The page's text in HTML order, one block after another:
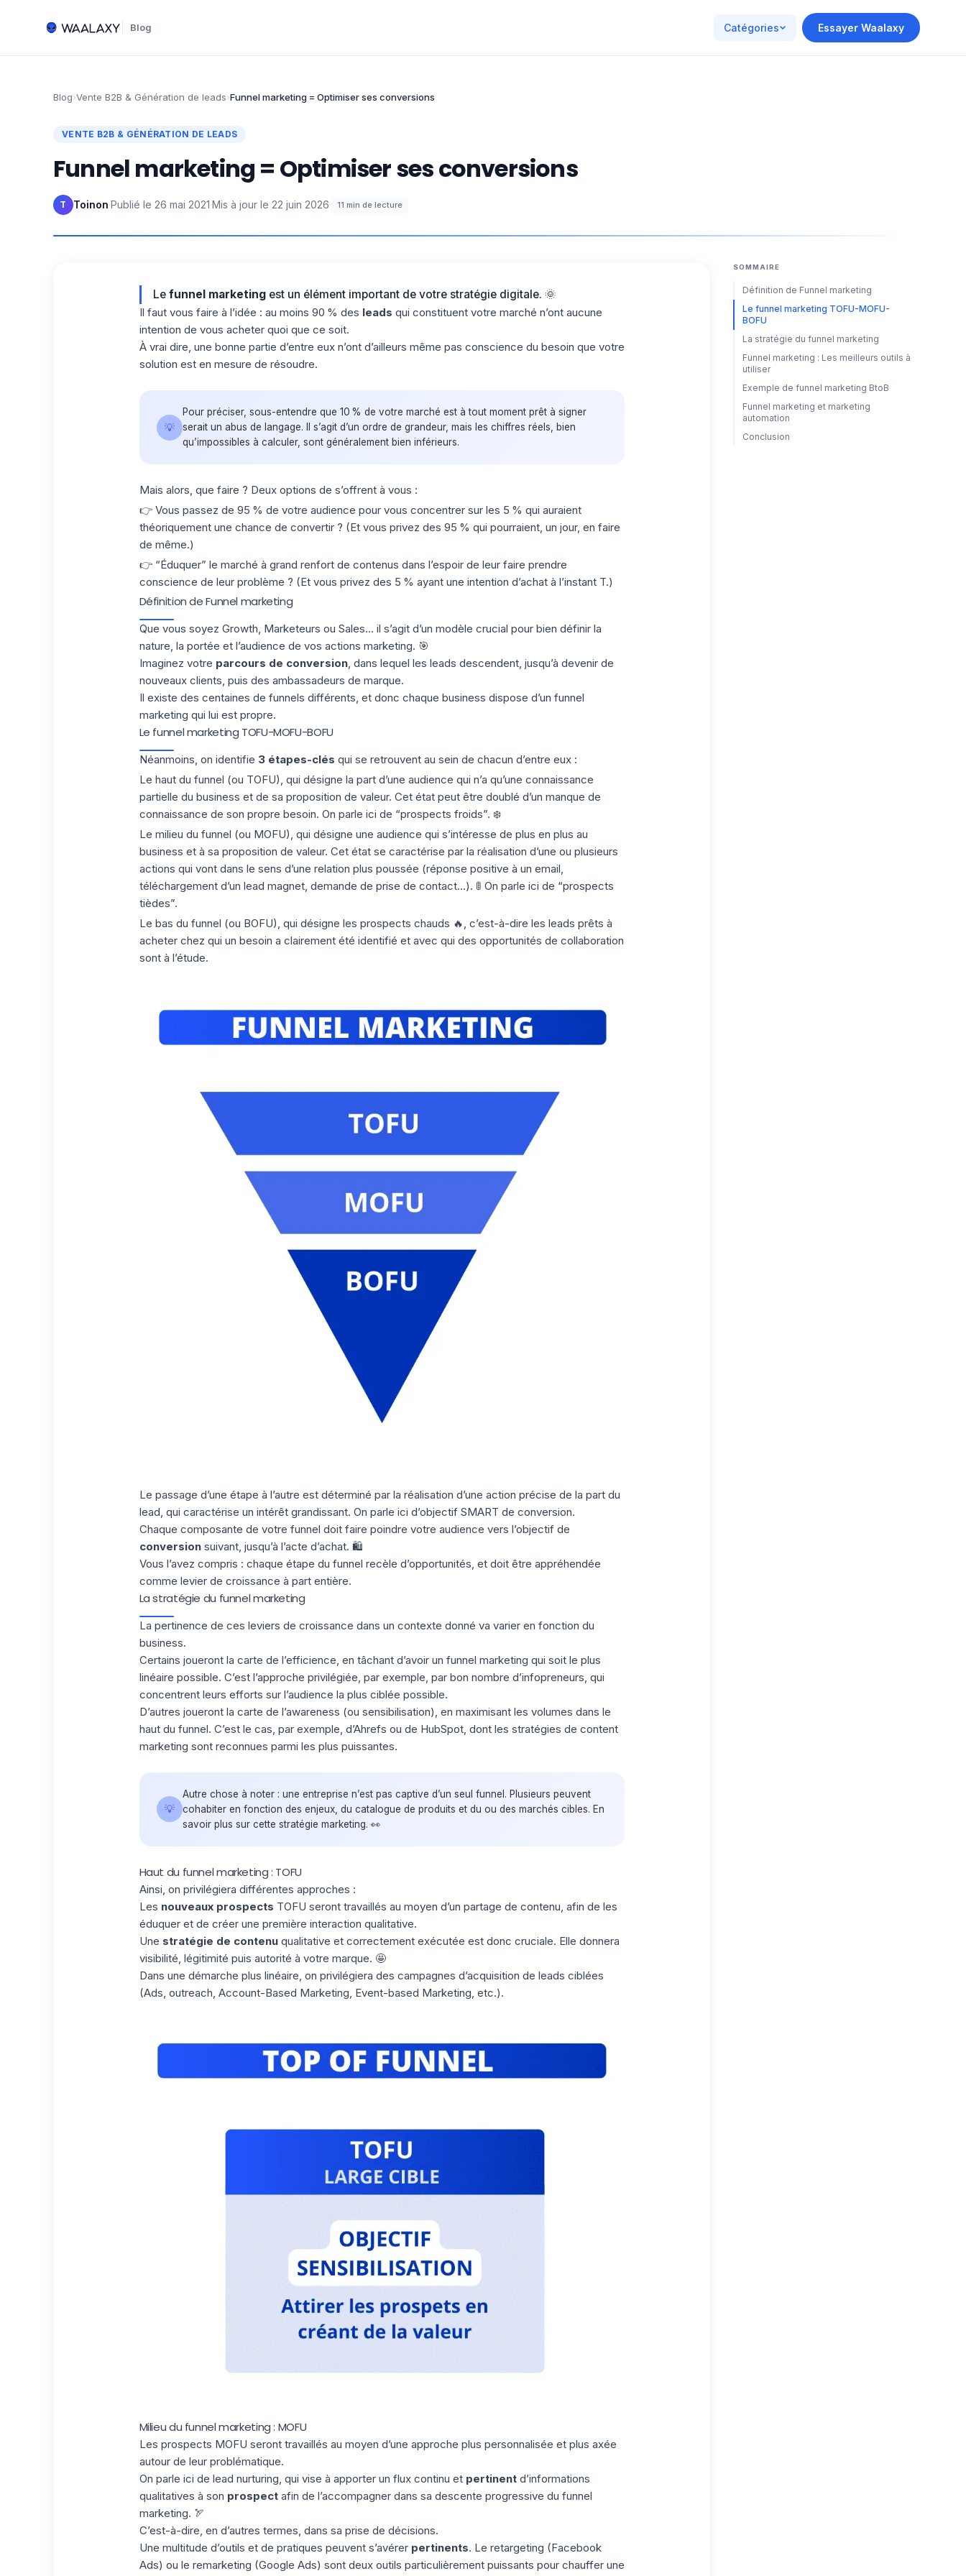
Blog Catégories Essayer Waalaxy
Blog›Vente B2B & Génération de leads›Funnel marketing = Optimiser ses conversions
VENTE B2B & GÉNÉRATION DE LEADS
Funnel marketing = Optimiser ses conversions
T Toinon·Publié le 26 mai 2021·Mis à jour le 22 juin 2026· 11 min de lecture
Le funnel marketingest un élément important de votre stratégie digitale. 🌞
Il faut vous faire à l’idée : au moins 90 % des leads qui constituent votre marché n’ont aucune
intention de vous acheter quoi que ce soit.
À vrai dire, une bonne partie d’entre eux n’ont d’ailleurs même pas conscience du besoin que votre
solution est en mesure de résoudre.
💡
Pour préciser, sous-entendre que 10 % de votre marché est à tout moment prêt à signer
serait un abus de langage. Il s’agit d’un ordre de grandeur, mais les chiffres réels, bien
qu’impossibles à calculer, sont généralement bien inférieurs.
Mais alors, que faire ? Deux options de s’offrent à vous :
👉 Vous passez de 95 % de votre audience pour vous concentrer sur les 5 % qui auraient
théoriquement une chance de convertir ? (Et vous privez des 95 % qui pourraient, un jour, en faire
de même.)
👉 “Éduquer” le marché à grand renfort de contenus dans l’espoir de leur faire prendre
conscience de leur problème ? (Et vous privez des 5 % ayant une intention d’achat à l’instant T.)
Définition de Funnel marketing
Que vous soyez Growth, Marketeurs ou Sales... il s’agit d’un modèle crucial pour bien définir la
nature, la portée et l’audience de vos actions marketing. 🎯
Imaginez votre parcours de conversion, dans lequel les leads descendent, jusqu’à devenir de
nouveaux clients, puis des ambassadeurs de marque.
Il existe des centaines de funnels différents, et donc chaque business dispose d’un funnel
marketing qui lui est propre.
Le funnel marketing TOFU-MOFU-BOFU
Néanmoins, on identifie 3 étapes-clés qui se retrouvent au sein de chacun d’entre eux :
Le haut du funnel (ou TOFU), qui désigne la part d’une audience qui n’a qu’une connaissance
partielle du business et de sa proposition de valeur. Cet état peut être doublé d’un manque de
connaissance de son propre besoin. On parle ici de “prospects froids”. ❄️
Le milieu du funnel (ou MOFU), qui désigne une audience qui s’intéresse de plus en plus au
business et à sa proposition de valeur. Cet état se caractérise par la réalisation d’une ou plusieurs
actions qui vont dans le sens d’une relation plus poussée (réponse positive à un email,
téléchargement d’un lead magnet, demande de prise de contact…). 🚦 On parle ici de “prospects
tièdes”.
Le bas du funnel (ou BOFU), qui désigne les prospects chauds 🔥, c’est-à-dire les leads prêts à
acheter chez qui un besoin a clairement été identifié et avec qui des opportunités de collaboration
sont à l’étude.
Le passage d’une étape à l’autre est déterminé par la réalisation d’une action précise de la part du
lead, qui caractérise un intérêt grandissant. On parle ici d’objectif SMART de conversion.
Chaque composante de votre funnel doit faire poindre votre audience vers l’objectif de
conversionsuivant, jusqu’à l’acte d’achat. 🛍️
Vous l’avez compris : chaque étape du funnel recèle d’opportunités, et doit être appréhendée
comme levier de croissance à part entière.
La stratégie du funnel marketing
La pertinence de ces leviers de croissance dans un contexte donné va varier en fonction du
business.
Certains joueront la carte de l’efficience, en tâchant d’avoir un funnel marketing qui soit le plus
linéaire possible. C’est l’approche privilégiée, par exemple, par bon nombre d’infopreneurs , qui
concentrent leurs efforts sur l’audience la plus ciblée possible.
D’autres joueront la carte de l’awareness (ou sensibilisation), en maximisant les volumes dans le
haut du funnel. C’est le cas, par exemple, d’Ahrefs ou de HubSpot, dont les stratégies de content
marketing sont reconnues parmi les plus puissantes.
💡
Autre chose à noter : une entreprise n’est pas captive d’un seul funnel. Plusieurs peuvent
cohabiter en fonction des enjeux, du catalogue de produits et du ou des marchés cibles. En
savoir plus sur cette stratégie marketing. 👀
Haut du funnel marketing : TOFU
Ainsi, on privilégiera différentes approches :
Les nouveaux prospects TOFU seront travaillés au moyen d’un partage de contenu, afin de les
éduquer et de créer une première interaction qualitative.
Une stratégie de contenuqualitative et correctement exécutée est donc cruciale. Elle donnera
visibilité, légitimité puis autorité à votre marque. 🤩
Dans une démarche plus linéaire, on privilégiera des campagnes d’acquisition de leads ciblées
(Ads, outreach, Account-Based Marketing, Event-based Marketing, etc.).
Milieu du funnel marketing : MOFU
Les prospects MOFU seront travaillés au moyen d’une approche plus personnalisée et plus axée
autour de leur problématique.
On parle ici de lead nurturing, qui vise à apporter un flux continu et pertinentd’informations
qualitatives à son prospectafin de l’accompagner dans sa descente progressive du funnel
marketing. 🏹
C’est-à-dire, en d’autres termes, dans sa prise de décisions.
Une multitude d’outils et de pratiques peuvent s’avérer pertinents. Le retargeting (Facebook
Ads) ou le remarketing (Google Ads) sont deux outils particulièrement puissants pour chauffer une
SOMMAIRE
Définition de Funnel marketing
Le funnel marketing TOFU-MOFU-
BOFU
La stratégie du funnel marketing
Funnel marketing : Les meilleurs outils à
utiliser
Exemple de funnel marketing BtoB
Funnel marketing et marketing
automation
Conclusion